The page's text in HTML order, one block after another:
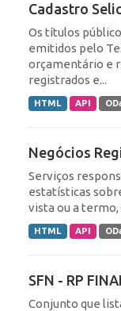
Cadastro
Os títulos
emitidos pelo
orçamentário e
registrados e...
HTML API
Negócios
Serviços
estatísticas
vista ou a
HTML API
SFN - RP
Conjunto que